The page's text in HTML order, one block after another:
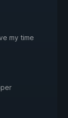
my time